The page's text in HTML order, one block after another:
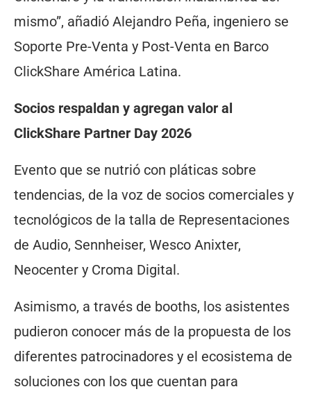
mismo”, añadió Alejandro Peña, ingeniero se
Soporte Pre-Venta y Post-Venta en Barco
ClickShare América Latina.
Socios respaldan y agregan valor al
ClickShare Partner Day 2026
Evento que se nutrió con pláticas sobre
tendencias, de la voz de socios comerciales y
tecnológicos de la talla de Representaciones
de Audio, Sennheiser, Wesco Anixter,
Neocenter y Croma Digital.
Asimismo, a través de booths, los asistentes
pudieron conocer más de la propuesta de los
diferentes patrocinadores y el ecosistema de
soluciones con los que cuentan para